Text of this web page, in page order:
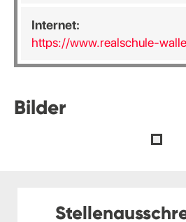
Internet:
https://www.realschule-
Bilder